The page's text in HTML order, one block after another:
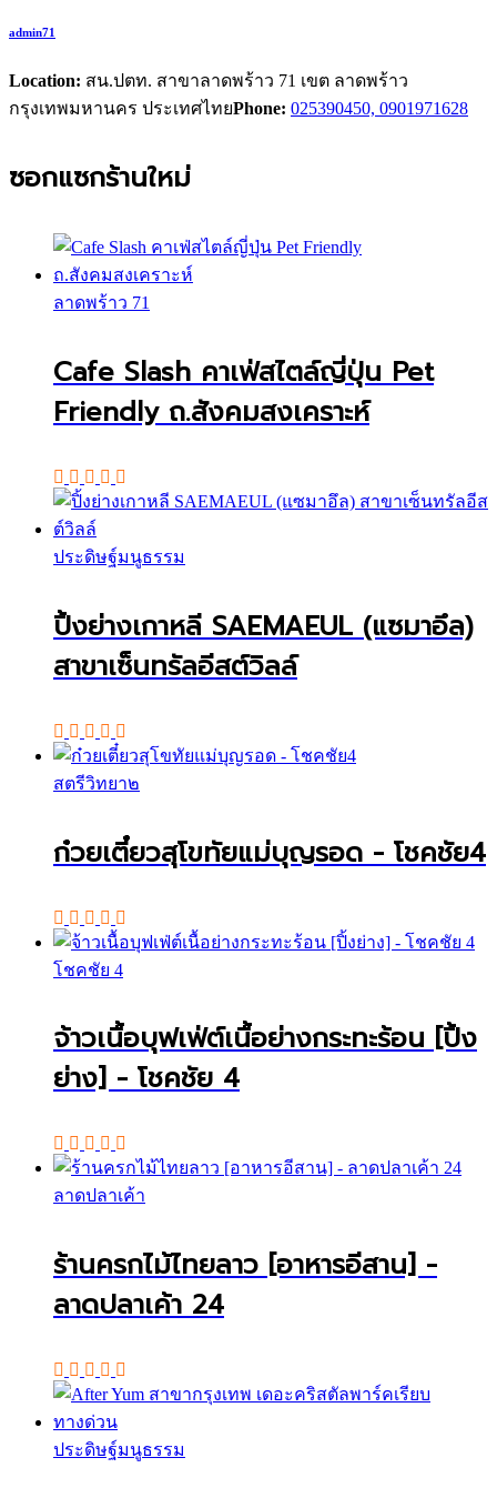
admin71
Location: สน.ปตท. สาขาลาดพร้าว 71 เขต ลาดพร้าว
กรุงเทพมหานคร ประเทศไทยPhone: 025390450, 0901971628
ซอกแซกร้านใหม่
ลาดพร้าว 71
Cafe Slash คาเฟ่สไตล์ญี่ปุ่น Pet
Friendly ถ.สังคมสงเคราะห์
ประดิษฐ์มนูธรรม
ปิ้งย่างเกาหลี SAEMAEUL (แซมาอึล)
สาขาเซ็นทรัลอีสต์วิลล์
สตรีวิทยา๒
ก๋วยเตี๋ยวสุโขทัยแม่บุญรอด - โชคชัย4
โชคชัย 4
จ้าวเนื้อบุฟเฟ่ต์เนื้อย่างกระทะร้อน [ปิ้ง
ย่าง] - โชคชัย 4
ลาดปลาเค้า
ร้านครกไม้ไทยลาว [อาหารอีสาน] -
ลาดปลาเค้า 24
ประดิษฐ์มนูธรรม